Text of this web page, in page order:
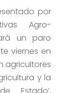
por
Agro-
un paro
viernes en
agricultores
y la